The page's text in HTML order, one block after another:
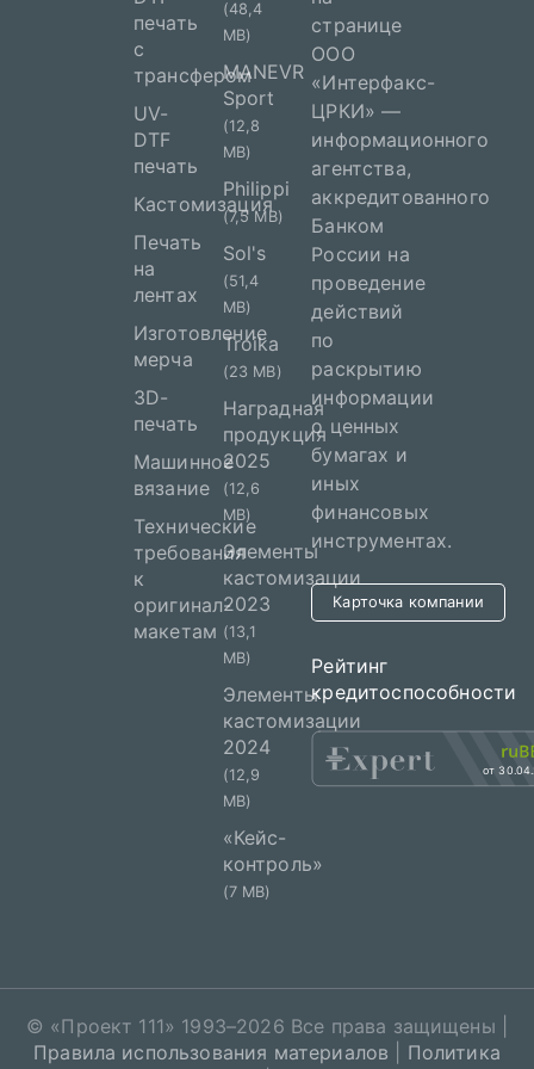
печать
с
трансфером
UV-
DTF
печать
Кастомизация
Печать
на
лентах
Изготовление
мерча
3D-
печать
Машинное
вязание
Технические
требования
к
оригинал-
макетам
(48,4
MB)
MANEVR
Sport
(12,8
MB)
Philippi
(7,5 MB)
Sol's
(51,4
MB)
Troika
(23 MB)
Наградная
продукция
2025
(12,6
MB)
Элементы
кастомизации
2023
(13,1
MB)
Элементы
кастомизации
2024
(12,9
MB)
«Кейс-
контроль»
(7 MB)
странице
ООО
«Интерфакс-
ЦРКИ» —
информационного
агентства,
аккредитованного
Банком
России на
проведение
действий
по
раскрытию
информации
о ценных
бумагах и
иных
финансовых
инструментах.
Карточка компании
Рейтинг
кредитоспособности
от
© «Проект 111» 1993–2026 Все права защищены |
Правила использования материалов
Политика